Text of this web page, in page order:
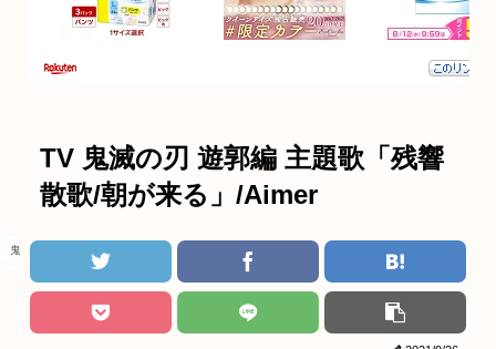
TV 鬼滅の刃 遊郭編 主題歌「残響
散歌/朝が来る」/Aimer
鬼滅の刃